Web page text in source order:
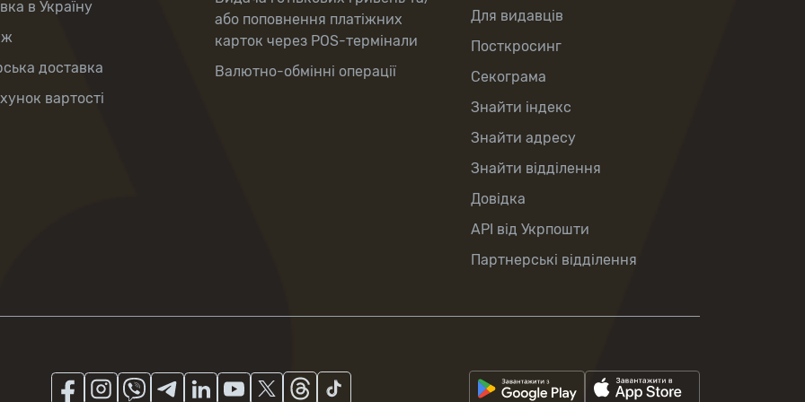
в Україну
доставка
вартості
або поповнення платіжних
карток через POS-термінали
Валютно-обмінні операції
Для видавців
Посткросинг
Секограма
Знайти індекс
Знайти адресу
Знайти відділення
Довідка
API від Укрпошти
Партнерські відділення